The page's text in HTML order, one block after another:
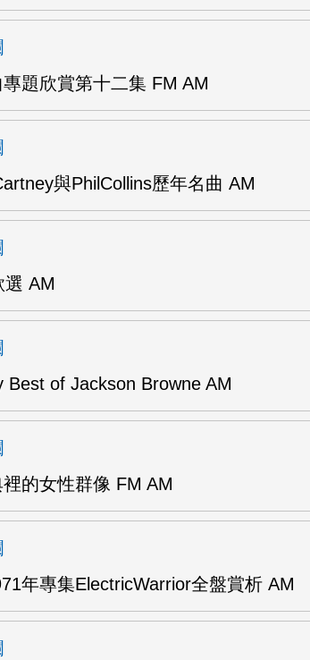
專題欣賞第十二集 FM AM
與PhilCollins歷年名曲 AM
選 AM
Best of Jackson Browne AM
的女性群像 FM AM
年專集ElectricWarrior全盤賞析 AM